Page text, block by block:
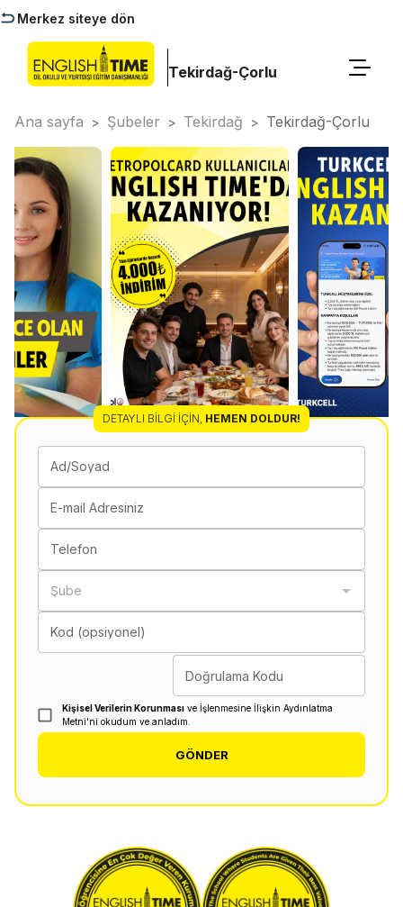
Merkez siteye dön
Tekirdağ-Çorlu
Ana sayfa > Şubeler > Tekirdağ > Tekirdağ-Çorlu
DETAYLI BILGI İÇIN, HEMEN DOLDUR!
Ad/Soyad
E-mail Adresiniz
Telefon
Şube
Kod (opsiyonel)
Doğrulama Kodu
Kişisel Verilerin Korunması ve İşlenmesine İlişkin Aydınlatma
Metni'ni okudum ve anladım.
GÖNDER